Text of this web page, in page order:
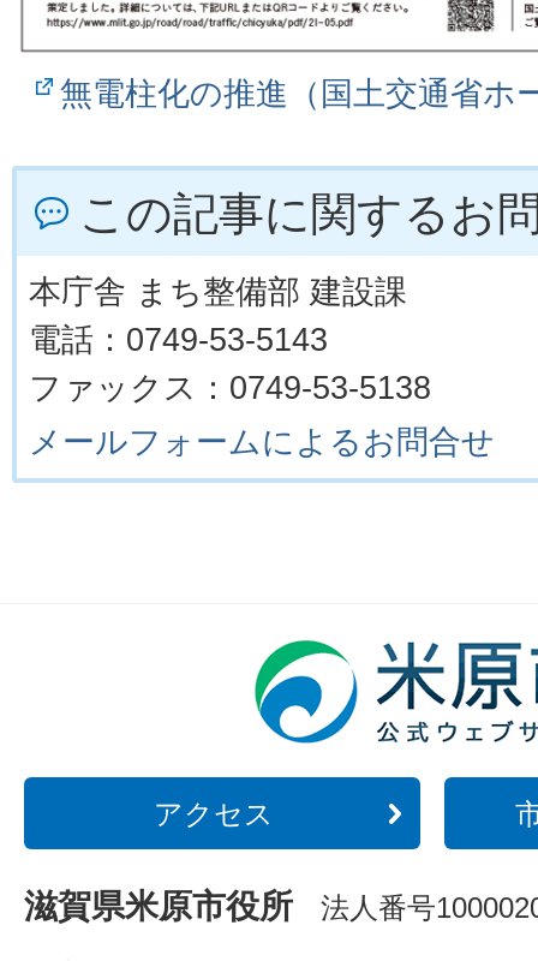
無電柱化の推進（国土交通省ホ
この記事に関するお
本庁舎 まち整備部 建設課
電話：0749-53-5143
ファックス：0749-53-5138
メールフォームによるお問合せ
アクセス
滋賀県米原市役所 法人番号